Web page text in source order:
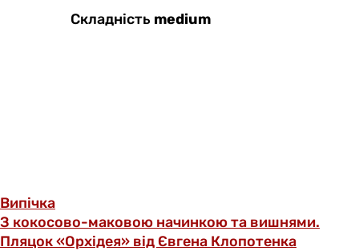
Складність medium
Випічка
З кокосово-маковою начинкою та вишнями.
Пляцок «Орхідея» від Євгена Клопотенка